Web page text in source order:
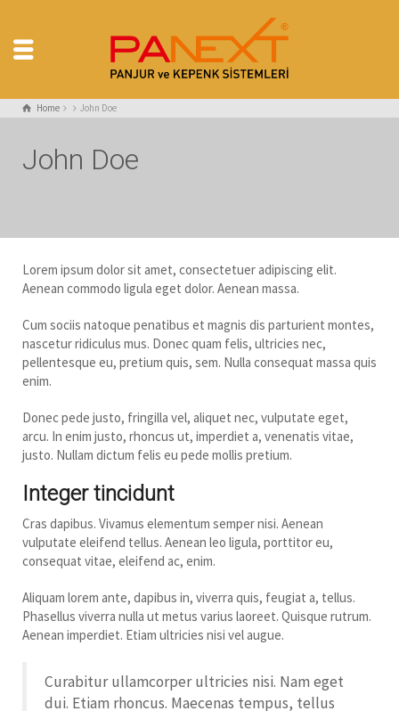
Home John Doe
John Doe
Lorem ipsum dolor sit amet, consectetuer adipiscing elit.
Aenean commodo ligula eget dolor. Aenean massa.
Cum sociis natoque penatibus et magnis dis parturient montes,
nascetur ridiculus mus. Donec quam felis, ultricies nec,
pellentesque eu, pretium quis, sem. Nulla consequat massa quis
enim.
Donec pede justo, fringilla vel, aliquet nec, vulputate eget,
arcu. In enim justo, rhoncus ut, imperdiet a, venenatis vitae,
justo. Nullam dictum felis eu pede mollis pretium.
Integer tincidunt
Cras dapibus. Vivamus elementum semper nisi. Aenean
vulputate eleifend tellus. Aenean leo ligula, porttitor eu,
consequat vitae, eleifend ac, enim.
Aliquam lorem ante, dapibus in, viverra quis, feugiat a, tellus.
Phasellus viverra nulla ut metus varius laoreet. Quisque rutrum.
Aenean imperdiet. Etiam ultricies nisi vel augue.
Curabitur ullamcorper ultricies nisi. Nam eget
dui. Etiam rhoncus. Maecenas tempus, tellus